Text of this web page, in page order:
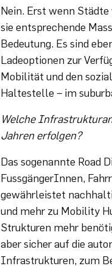
Nein. Erst wenn
sie entsprechende
Bedeutung. Es sind
Ladeoptionen zur
Mobilität und den
Haltestelle – im
Welche
Jahren erfolgen?
Das sogenannte Road
FussgängerInnen,
gewährleistet
und mehr zu Mobility
Strukturen mehr
aber sicher auf die
Infrastrukturen, zum